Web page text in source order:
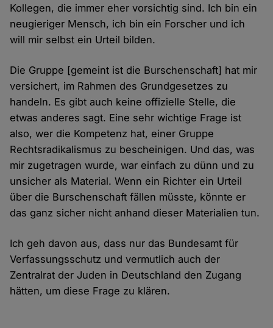
Kollegen, die immer eher vorsichtig sind. Ich bin ein
neugieriger Mensch, ich bin ein Forscher und ich
will mir selbst ein Urteil bilden.
Die Gruppe [gemeint ist die Burschenschaft] hat mir
versichert, im Rahmen des Grundgesetzes zu
handeln. Es gibt auch keine offizielle Stelle, die
etwas anderes sagt. Eine sehr wichtige Frage ist
also, wer die Kompetenz hat, einer Gruppe
Rechtsradikalismus zu bescheinigen. Und das, was
mir zugetragen wurde, war einfach zu dünn und zu
unsicher als Material. Wenn ein Richter ein Urteil
über die Burschenschaft fällen müsste, könnte er
das ganz sicher nicht anhand dieser Materialien tun.
Ich geh davon aus, dass nur das Bundesamt für
Verfassungsschutz und vermutlich auch der
Zentralrat der Juden in Deutschland den Zugang
hätten, um diese Frage zu klären.